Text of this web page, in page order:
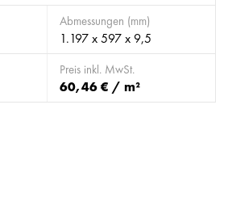
Abmessungen (mm)
1.197 x 597 x 9,5
Preis inkl. MwSt.
60,46 € / m²